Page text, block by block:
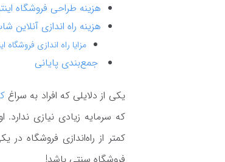
هزینه طراحی فروشگاه
هزینه راه اندازی آنلاین
مزایا راه اندازی فروشگاه
جمع‌بندی پایانی
یکی از دلایلی که افراد به سراغ
که سرمایه زیادی نیازی
کمتر از راه‌اندازی فروشگاه